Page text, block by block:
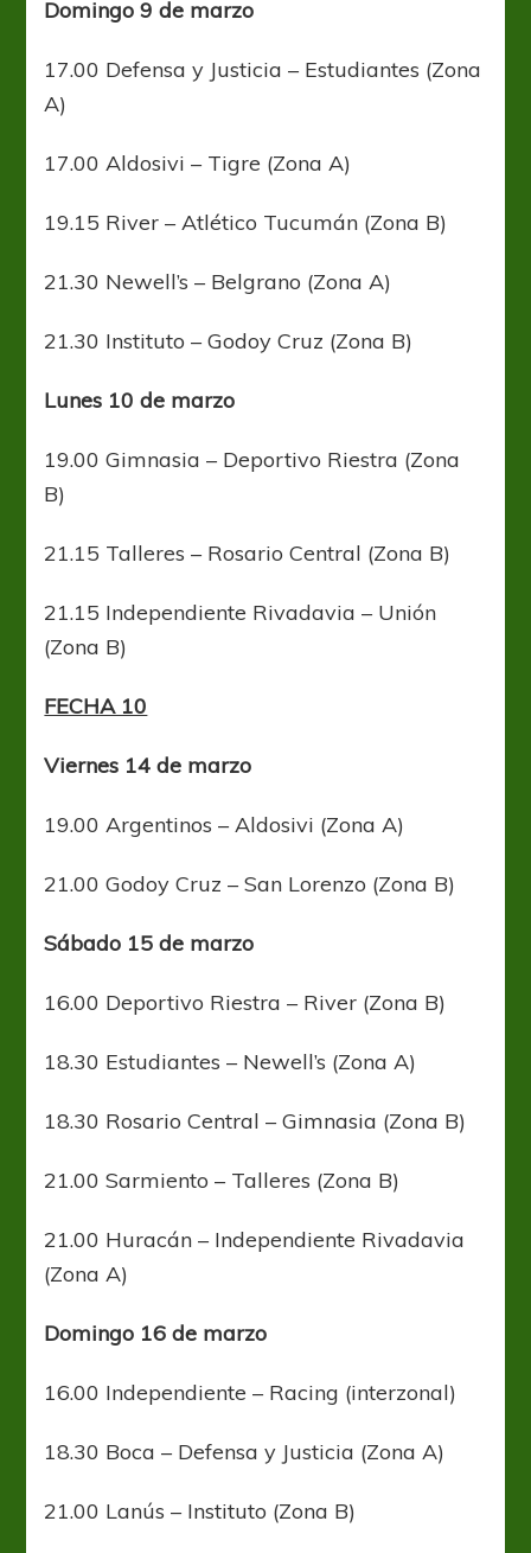
Domingo 9 de marzo
17.00 Defensa y Justicia – Estudiantes (Zona
A)
17.00 Aldosivi – Tigre (Zona A)
19.15 River – Atlético Tucumán (Zona B)
21.30 Newell’s – Belgrano (Zona A)
21.30 Instituto – Godoy Cruz (Zona B)
Lunes 10 de marzo
19.00 Gimnasia – Deportivo Riestra (Zona
B)
21.15 Talleres – Rosario Central (Zona B)
21.15 Independiente Rivadavia – Unión
(Zona B)
FECHA 10
Viernes 14 de marzo
19.00 Argentinos – Aldosivi (Zona A)
21.00 Godoy Cruz – San Lorenzo (Zona B)
Sábado 15 de marzo
16.00 Deportivo Riestra – River (Zona B)
18.30 Estudiantes – Newell’s (Zona A)
18.30 Rosario Central – Gimnasia (Zona B)
21.00 Sarmiento – Talleres (Zona B)
21.00 Huracán – Independiente Rivadavia
(Zona A)
Domingo 16 de marzo
16.00 Independiente – Racing (interzonal)
18.30 Boca – Defensa y Justicia (Zona A)
21.00 Lanús – Instituto (Zona B)